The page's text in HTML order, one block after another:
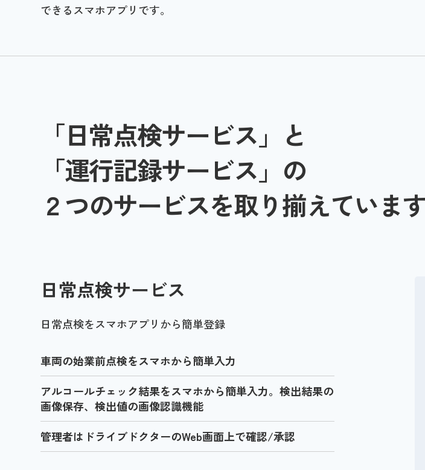
できるスマホアプリです。
「日常点検サービス」と
「運行記録サービス」の
２つのサービスを取り揃えていま
日常点検サービス
日常点検をスマホアプリから簡単登録
車両の始業前点検をスマホから簡単入力
アルコールチェック結果をスマホから簡単入力。検出結果の
画像保存、検出値の画像認識機能
管理者はドライブドクターのWeb画面上で確認/承認